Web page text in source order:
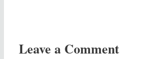
Leave a Comment